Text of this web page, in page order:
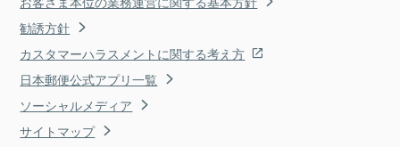
勧誘方針
カスタマーハラスメントに関する考え方
日本郵便公式アプリ一覧
ソーシャルメディア
サイトマップ